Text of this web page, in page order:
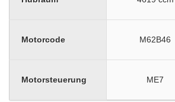
Motorcode M62B46
Motorsteuerung ME7